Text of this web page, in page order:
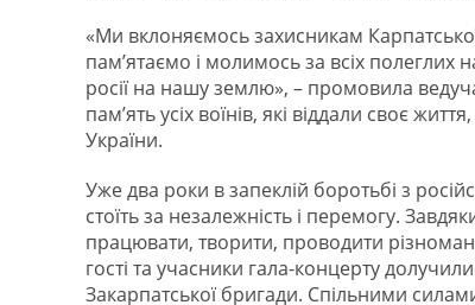
«Ми вклоняємось захисникам
пам’ятаємо і молимось за всіх полеглих
росії на нашу землю», – промовила
пам’ять усіх воїнів, які віддали своє
України.
Уже два роки в запеклій боротьбі з
стоїть за незалежність і перемогу.
працювати, творити, проводити
гості та учасники гала-концерту
Закарпатської бригади. Спільними